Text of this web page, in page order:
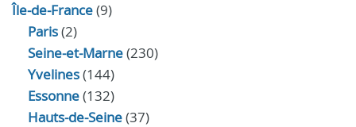
Île-de-France(9)
Paris(2)
Seine-et-Marne(230)
Yvelines(144)
Essonne(132)
Hauts-de-Seine(37)